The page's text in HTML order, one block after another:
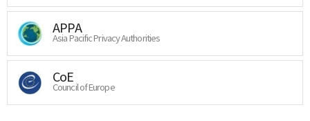
APPA
Asia Pacific Privacy Authorities
CoE
Council of Europe